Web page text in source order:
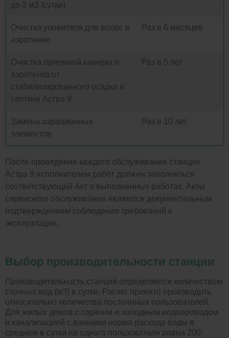
до 3 м3 /сутки)
Очистка уловителя для волос в
аэротенке
Раз в 6 месяцев
Очистка приемной камеры и
аэротенка от
стабилизированного осадка в
септике Астра 9
Раз в 5 лет
Замена аэрационных
элементов
Раз в 10 лет
После проведения каждого обслуживания станции
Астра 9 исполнителем работ должен заполняться
соответствующий Акт о выполненных работах. Акты
сервисного обслуживания являются документальным
подтверждением соблюдения требований к
эксплуатации.
Выбор производительности станции
Производительность станций определяется количеством
сточных вод (м3) в сутки. Расчет принято производить
относительно количества постоянных пользователей.
Для жилых домов с горячим и холодным водопроводом
и канализацией с ваннами норма расхода воды в
среднем в сутки на одного пользователя равна 200